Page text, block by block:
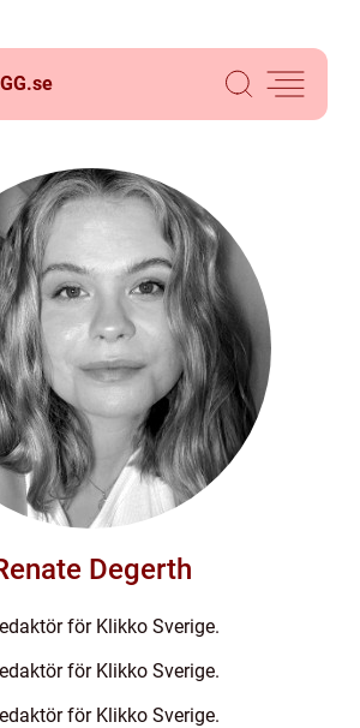
se
Degerth
för Klikko Sverige.
för Klikko Sverige.
för Klikko Sverige.